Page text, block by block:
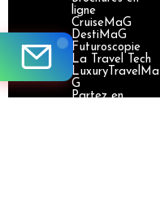
ligne
CruiseMaG
DestiMaG
Futuroscopie
La Travel Tech
LuxuryTravelMa
G
Partez en